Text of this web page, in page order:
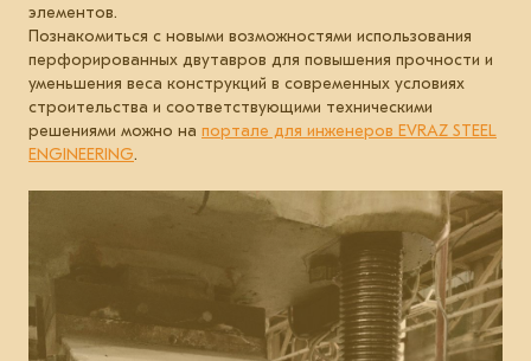
элементов.
Познакомиться с новыми возможностями использования
перфорированных двутавров для повышения прочности и
уменьшения веса конструкций в современных условиях
строительства и соответствующими техническими
решениями можно на портале для инженеров EVRAZ STEEL
ENGINEERING.